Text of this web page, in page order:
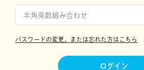
パスワードの変更、または忘れた方はこちら
ログイン